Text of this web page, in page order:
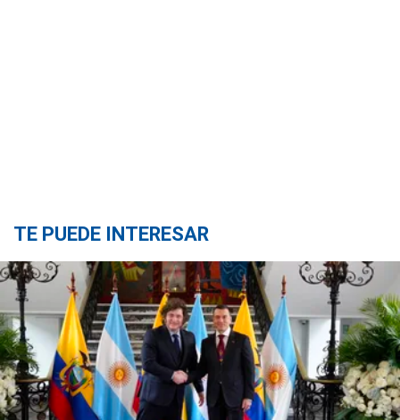
TE PUEDE INTERESAR